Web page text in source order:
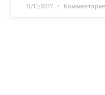
11/11/2017